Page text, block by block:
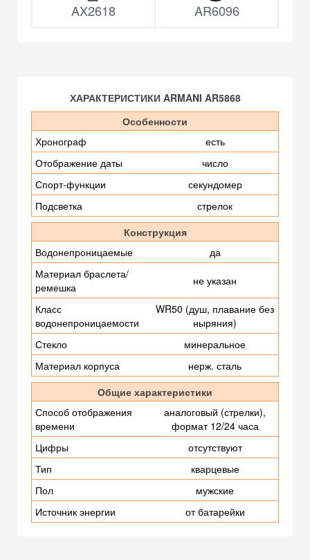
AX2618 AR6096
ХАРАКТЕРИСТИКИ ARMANI AR5868
Особенности
Хронограф
есть
Отображение даты
число
Спорт-функции
секундомер
Подсветка
стрелок
Конструкция
Водонепроницаемые
да
Материал браслета/
ремешка
не указан
Класс
водонепроницаемости
WR50 (душ, плавание без
ныряния)
Стекло
минеральное
Материал корпуса
нерж. сталь
Общие характеристики
Способ отображения
времени
аналоговый (стрелки),
формат 12/24 часа
Цифры
отсутствуют
Тип
кварцевые
Пол
мужские
Источник энергии
от батарейки